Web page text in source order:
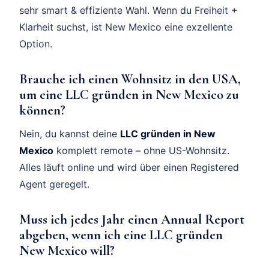
sehr smart & effiziente Wahl. Wenn du Freiheit +
Klarheit suchst, ist New Mexico eine exzellente
Option.
Brauche ich einen Wohnsitz in den USA,
um eine LLC gründen in New Mexico zu
können?
Nein, du kannst deine LLC gründen in New
Mexico komplett remote – ohne US-Wohnsitz.
Alles läuft online und wird über einen Registered
Agent geregelt.
Muss ich jedes Jahr einen Annual Report
abgeben, wenn ich eine LLC gründen
New Mexico will?